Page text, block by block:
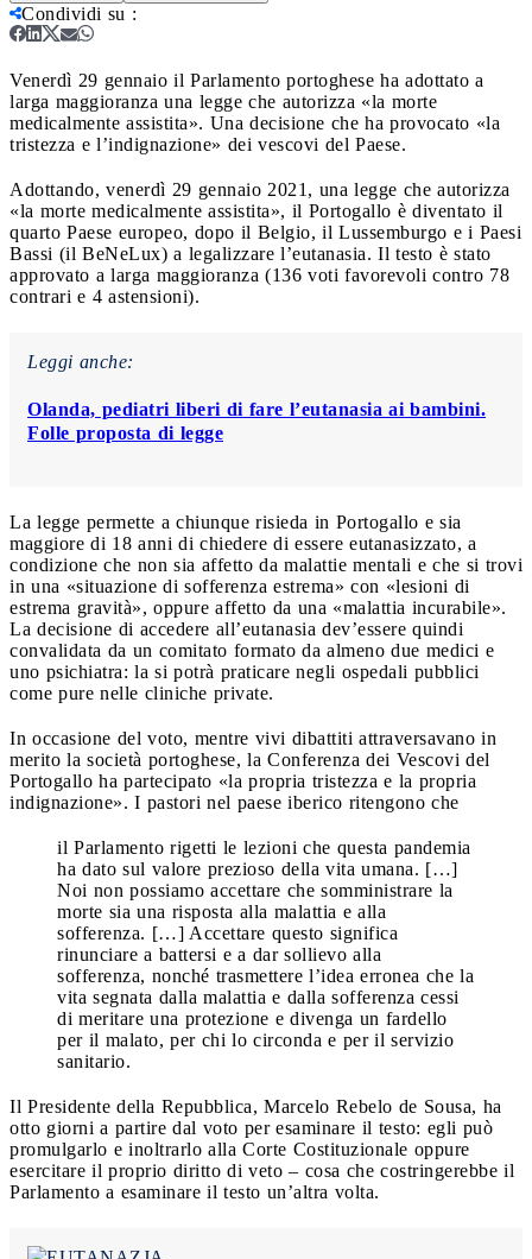
Condividi su :
Venerdì 29 gennaio il Parlamento portoghese ha adottato a
larga maggioranza una legge che autorizza «la morte
medicalmente assistita». Una decisione che ha provocato «la
tristezza e l’indignazione» dei vescovi del Paese.
Adottando, venerdì 29 gennaio 2021, una legge che autorizza
«la morte medicalmente assistita», il Portogallo è diventato il
quarto Paese europeo, dopo il Belgio, il Lussemburgo e i Paesi
Bassi (il BeNeLux) a legalizzare l’eutanasia. Il testo è stato
approvato a larga maggioranza (136 voti favorevoli contro 78
contrari e 4 astensioni).
Leggi anche:
Olanda, pediatri liberi di fare l’eutanasia ai bambini.
Folle proposta di legge
La legge permette a chiunque risieda in Portogallo e sia
maggiore di 18 anni di chiedere di essere eutanasizzato, a
condizione che non sia affetto da malattie mentali e che si trovi
in una «situazione di sofferenza estrema» con «lesioni di
estrema gravità», oppure affetto da una «malattia incurabile».
La decisione di accedere all’eutanasia dev’essere quindi
convalidata da un comitato formato da almeno due medici e
uno psichiatra: la si potrà praticare negli ospedali pubblici
come pure nelle cliniche private.
In occasione del voto, mentre vivi dibattiti attraversavano in
merito la società portoghese, la Conferenza dei Vescovi del
Portogallo ha partecipato «la propria tristezza e la propria
indignazione». I pastori nel paese iberico ritengono che
il Parlamento rigetti le lezioni che questa pandemia
ha dato sul valore prezioso della vita umana. […]
Noi non possiamo accettare che somministrare la
morte sia una risposta alla malattia e alla
sofferenza. […] Accettare questo significa
rinunciare a battersi e a dar sollievo alla
sofferenza, nonché trasmettere l’idea erronea che la
vita segnata dalla malattia e dalla sofferenza cessi
di meritare una protezione e divenga un fardello
per il malato, per chi lo circonda e per il servizio
sanitario.
Il Presidente della Repubblica, Marcelo Rebelo de Sousa, ha
otto giorni a partire dal voto per esaminare il testo: egli può
promulgarlo e inoltrarlo alla Corte Costituzionale oppure
esercitare il proprio diritto di veto – cosa che costringerebbe il
Parlamento a esaminare il testo un’altra volta.